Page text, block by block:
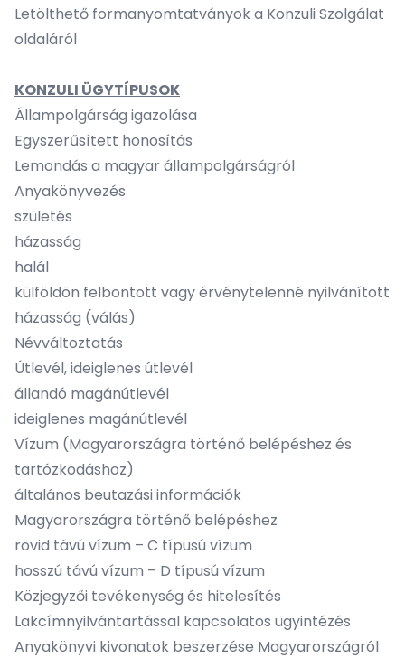
Letölthető formanyomtatványoka Konzuli Szolgálat
oldaláról
KONZULI ÜGYTÍPUSOK
Állampolgárság igazolása
Egyszerűsített honosítás
Lemondás a magyar állampolgárságról
Anyakönyvezés
születés
házasság
halál
külföldön felbontott vagy érvénytelenné nyilvánított
házasság (válás)
Névváltoztatás
Útlevél, ideiglenes útlevél
állandó magánútlevél
ideiglenes magánútlevél
Vízum (Magyarországra történő belépéshez és
tartózkodáshoz)
általános beutazási információk
Magyarországra történő belépéshez
rövid távú vízum – C típusú vízum
hosszú távú vízum – D típusú vízum
Közjegyzői tevékenység és hitelesítés
Lakcímnyilvántartással kapcsolatos ügyintézés
Anyakönyvi kivonatok beszerzése Magyarországról